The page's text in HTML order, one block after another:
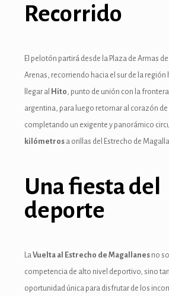
Recorrido
El pelotón partirá desde la Plaza de Armas de
Arenas, recorriendo hacia el sur de la región
llegar al Hito , punto de unión con la frontera
argentina, para luego retornar al corazón de
completando un exigente y panorámico
kilómetros a orillas del Estrecho de
Una fiesta del
deporte
La Vuelta al Estrecho de Magallanes no
competencia de alto nivel deportivo, sino
oportunidad única para disfrutar de los